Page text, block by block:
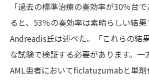
「過去の標準治療の奏効率が30％台
ると、53％の奏効率は素晴らしい結果
Andreadis氏は述べた。「これらの結
な試験で検証する必要があります。一
AML患者においてficlatuzumabと単